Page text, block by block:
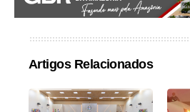
Artigos Relacionados